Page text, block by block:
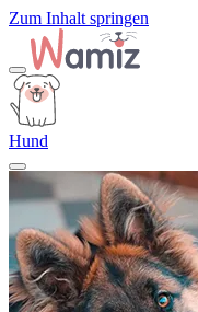
Zum Inhalt springen
Hund